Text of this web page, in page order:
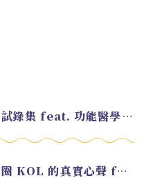
EP.220 好久不見！2026 試錄集 feat. 功能醫學營養師 美寶
EP.219 從銀行高管轉職幣圈 KOL 的真實心聲 feat.龜大